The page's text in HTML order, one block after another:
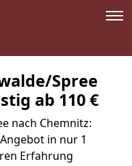
Spree
ab 110 €
nach Chemnitz:
in nur 1
Erfahrung